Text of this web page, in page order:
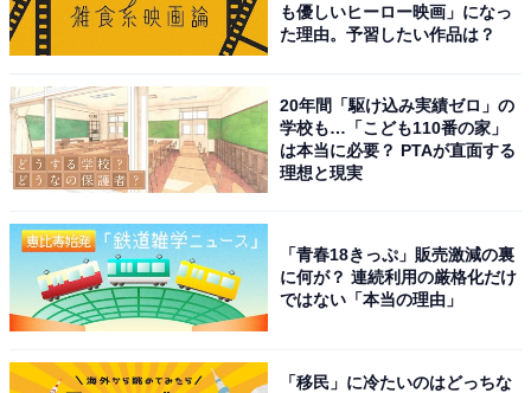
僅差で1位となったのは、みちょぱこと池田美優さん。
レークしたみちょぱさんは、「カリスマモデル四天王」
としてテレビ番組で紹介され、若者の憧れ的存在に。そ
の後バラエティ番組にも次々と出演し、あけすけなトー
クなどで支持を集めています。
も優しいヒーロー映画」になっ
た理由。予習したい作品は？
20年間「駆け込み実績ゼロ」の
学校も…「こども110番の家」
は本当に必要？ PTAが直面する
理想と現実
「青春18きっぷ」販売激減の裏
に何が？ 連続利用の厳格化だけ
ではない「本当の理由」
「移民」に冷たいのはどっちな